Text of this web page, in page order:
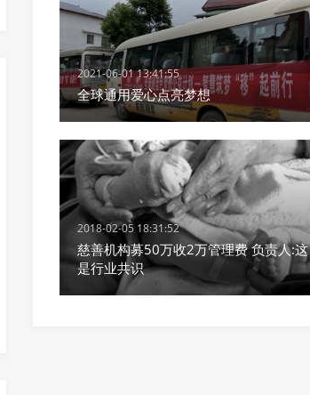
2021-06-01 13:41:55
全球通用爱心点亮梦想
2018-02-05 18:31:52
慈善机构募50万收2万管理费 负责人:这
是行业共识